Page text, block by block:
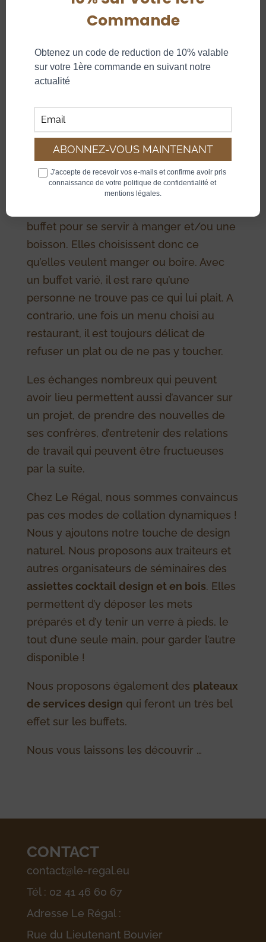
Moins conventionnel et plus convivial, un
cocktail pro permet de mettre les
participants plus à leur aise. Ils sont
debout et peuvent se déplacer, discuter
avec les personnes de leur choix.
buffet pour se servir à manger et/ou une
boisson. Elles choisissent donc ce
qu’elles veulent manger ou boire. Avec
un buffet varié, il est rare qu’une
personne ne trouve pas ce qui lui plait. A
contrario, une fois un menu choisi au
restaurant, il est toujours délicat de
refuser un plat ou de ne pas y toucher.
Les échanges nombreux qui peuvent
avoir lieu permettent aussi d’avancer sur
un projet, de prendre des nouvelles de
ses confrères, d’entretenir des relations
de travail qui peuvent être fructueuses
par la suite.
Chez Le Régal, nous sommes convaincus
pas ces modes de collation dynamiques !
Nous y ajoutons notre touche de design
naturel. Nous proposons aux traiteurs et
autres organisateurs de séminaires des
assiettes cocktail design et en bois. Elles
permettent d’y déposer les mets
préparés et d’y tenir un verre à pieds, le
tout d’une seule main, pour garder l’autre
disponible !
Nous proposons également des plateaux
de services design qui feront un très bel
effet sur les buffets.
Nous vous laissons les découvrir …
CONTACT
contact@le-regal.eu
Tél : 02 41 46 60 67
Adresse Le Régal :
Rue du Lieutenant Bouvier
Commande
Obtenez un code de reduction de 10% valable
sur votre 1ère commande en suivant notre
actualité
J'accepte de recevoir vos e-mails et confirme avoir pris
connaissance de votre politique de confidentialité et
mentions légales.